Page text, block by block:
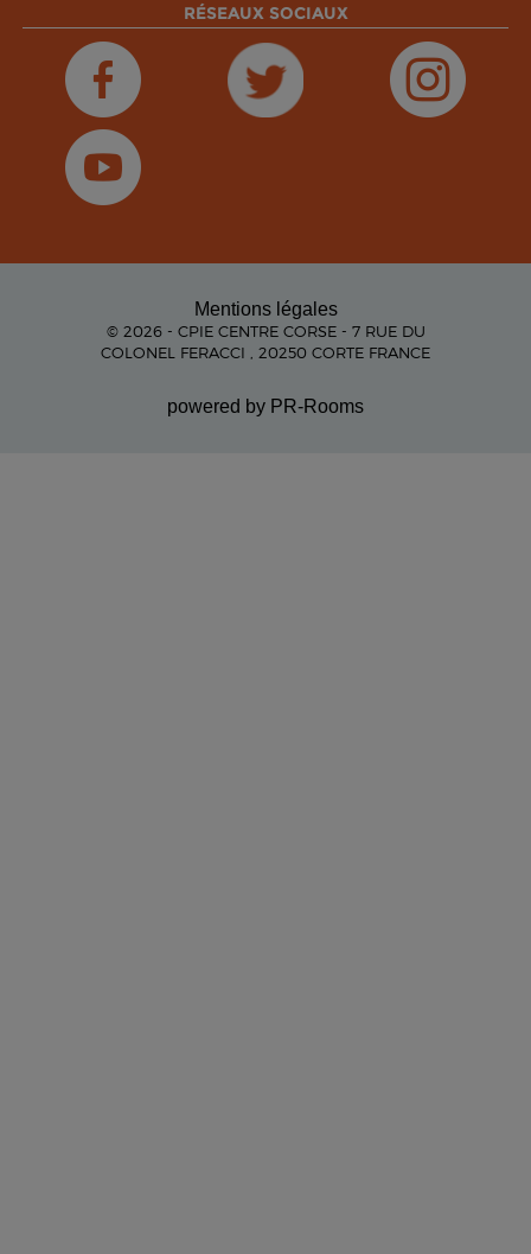
RÉSEAUX SOCIAUX
Mentions légales
© 2026 - CPIE CENTRE CORSE - 7 RUE DU
COLONEL FERACCI , 20250 CORTE FRANCE
powered by PR-Rooms